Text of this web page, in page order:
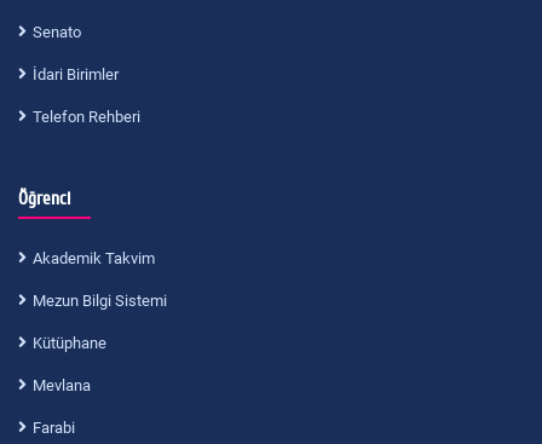
Senato
İdari Birimler
Telefon Rehberi
Öğrenci
Akademik Takvim
Mezun Bilgi Sistemi
Kütüphane
Mevlana
Farabi